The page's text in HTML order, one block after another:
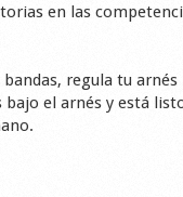
en las
regula tu
el arnés y está